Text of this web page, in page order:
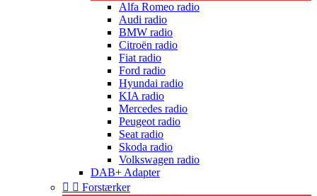
Alfa Romeo radio
Audi radio
BMW radio
Citroën radio
Fiat radio
Ford radio
Hyundai radio
KIA radio
Mercedes radio
Peugeot radio
Seat radio
Skoda radio
Volkswagen radio
DAB+ Adapter
  Forstærker